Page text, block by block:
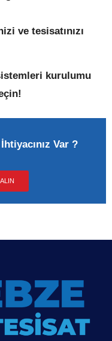
ve tesisatınızı
kurulumu
Var ?